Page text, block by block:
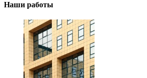
Наши работы